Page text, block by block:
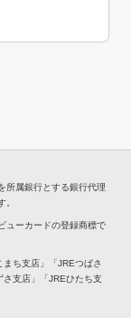
所属銀行とする銀行代理
。
ューカードの登録商標で
ち支店」「JREつばさ
さ支店」「JREひたち支